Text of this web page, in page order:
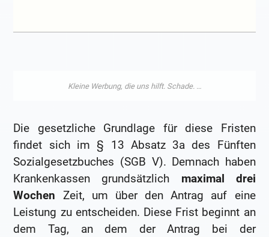
Die gesetzliche Grundlage für diese Fristen
findet sich im § 13 Absatz 3a des Fünften
Sozialgesetzbuches (SGB V). Demnach haben
Krankenkassen grundsätzlich maximal drei
Wochen Zeit, um über den Antrag auf eine
Leistung zu entscheiden. Diese Frist beginnt an
dem Tag, an dem der Antrag bei der